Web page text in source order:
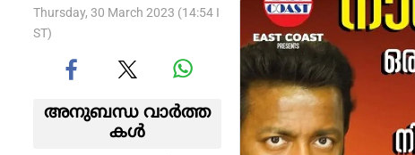
Thursday, 30 March 2023 (14:54 I
ST)
അനുബന്ധ വാര്‍ത്ത
കള്‍